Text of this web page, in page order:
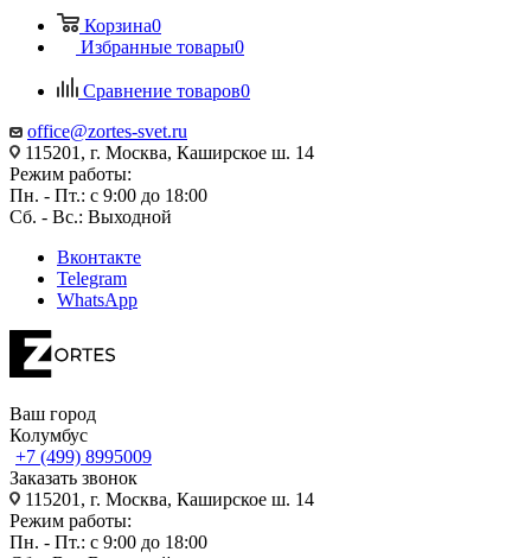
Корзина0
Избранные товары0
Сравнение товаров0
office@zortes-svet.ru
115201, г. Москва, Каширское ш. 14
Режим работы:
Пн. - Пт.: с 9:00 до 18:00
Сб. - Вс.: Выходной
Вконтакте
Telegram
WhatsApp
Ваш город
Колумбус
+7 (499) 8995009
Заказать звонок
115201, г. Москва, Каширское ш. 14
Режим работы:
Пн. - Пт.: с 9:00 до 18:00